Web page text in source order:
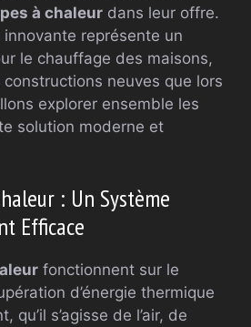
à chaleur dans leur offre.
représente un
le chauffage des maisons,
neuves que lors
explorer ensemble les
solution moderne et
: Un Système
Efficace
fonctionnent sur le
d’énergie thermique
qu’il s’agisse de l’air, de